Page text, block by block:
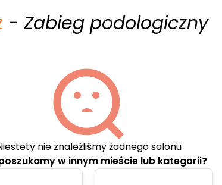
- Zabieg podologiczny
nie znaleźliśmy żadnego salonu
w innym mieście lub kategorii?